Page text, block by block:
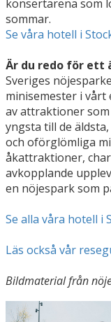
konsertarena som
sommar.
Se våra hotell i
Är du redo för ett
Sveriges
minisemester i vårt
av attraktioner
yngsta till de
och oförglömliga
åkattraktioner,
avkopplande
en nöjespark som
Se alla våra hotell i
Läs också vår
Bildmaterial från